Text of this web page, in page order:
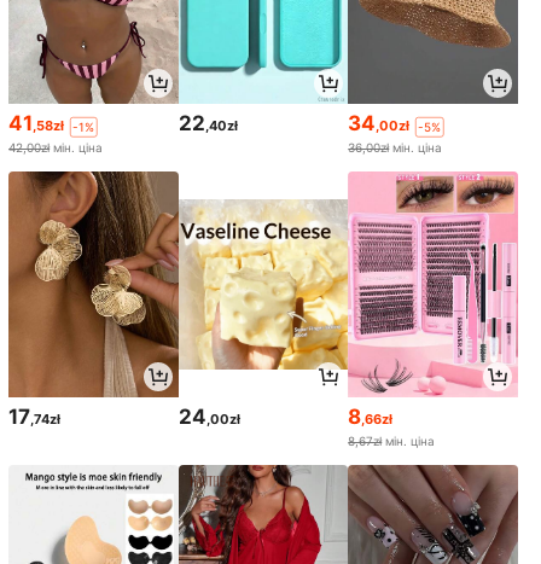
41,58zł
-1%
42,00zł мін. ціна
22,40zł 34,00zł
-5%
36,00zł мін. ціна
17,74zł 24,00zł 8,66zł
8,67zł мін. ціна